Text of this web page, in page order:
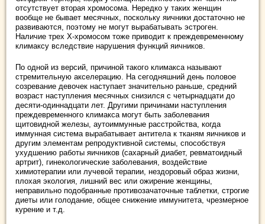
отсутствует вторая хромосома. Нередко у таких женщин
вообще не бывает месячных, поскольку яичники достаточно не
развиваются, поэтому не могут вырабатывать эстроген.
Наличие трех Х-хромосом тоже приводит к преждевременному
климаксу вследствие нарушения функций яичников.
По одной из версий, причиной такого климакса называют
стремительную акселерацию. На сегодняшний день половое
созревание девочек наступает значительно раньше, средний
возраст наступления месячных снизился с четырнадцати до
десяти-одиннадцати лет. Другими причинами наступления
преждевременного климакса могут быть заболевания
щитовидной железы, аутоиммунные расстройства, когда
иммунная система вырабатывает антитела к тканям яичников и
другим элементам репродуктивной системы, способствуя
ухудшению работы яичников (сахарный диабет, ревматоидный
артрит), гинекологические заболевания, воздействие
химиотерапии или лучевой терапии, нездоровый образ жизни,
плохая экология, лишний вес или ожирение женщины,
неправильно подобранные противозачаточные таблетки, строгие
диеты или голодание, общее снижение иммунитета, чрезмерное
курение и т.д.